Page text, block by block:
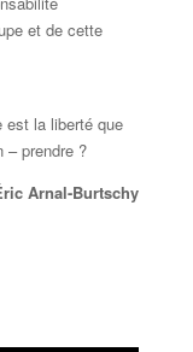
et de cette
est la liberté que
– prendre ?
Arnal-Burtschy